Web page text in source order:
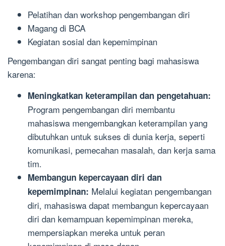
Pelatihan dan workshop pengembangan diri
Magang di BCA
Kegiatan sosial dan kepemimpinan
Pengembangan diri sangat penting bagi mahasiswa
karena:
Meningkatkan keterampilan dan pengetahuan:
Program pengembangan diri membantu
mahasiswa mengembangkan keterampilan yang
dibutuhkan untuk sukses di dunia kerja, seperti
komunikasi, pemecahan masalah, dan kerja sama
tim.
Membangun kepercayaan diri dan
kepemimpinan: Melalui kegiatan pengembangan
diri, mahasiswa dapat membangun kepercayaan
diri dan kemampuan kepemimpinan mereka,
mempersiapkan mereka untuk peran